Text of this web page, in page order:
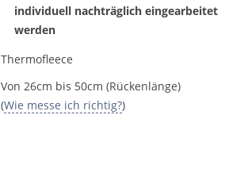
individuell nachträglich eingearbeitet
werden
Thermofleece
Von 26cm bis 50cm (Rückenlänge)
(Wie messe ich richtig?)